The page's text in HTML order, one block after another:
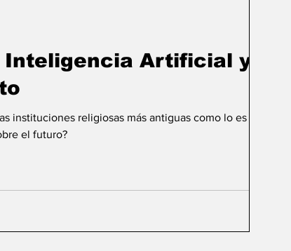
Artificial y el
instituciones religiosas más antiguas como lo es la
el futuro?